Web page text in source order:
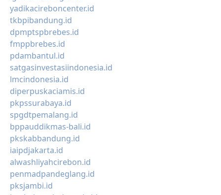
yadikacireboncenter.id
tkbpibandung.id
dpmptspbrebes.id
fmppbrebes.id
pdambantul.id
satgasinvestasiindonesia.id
lmcindonesia.id
diperpuskaciamis.id
pkpssurabaya.id
spgdtpemalang.id
bppauddikmas-bali.id
pkskabbandung.id
iaipdjakarta.id
alwashliyahcirebon.id
penmadpandeglang.id
pksjambi.id